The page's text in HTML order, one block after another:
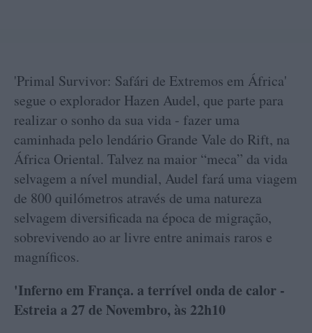
'Primal Survivor: Safári de Extremos em África'
segue o explorador Hazen Audel, que parte para
realizar o sonho da sua vida - fazer uma
caminhada pelo lendário Grande Vale do Rift, na
África Oriental. Talvez na maior “meca” da vida
selvagem a nível mundial, Audel fará uma viagem
de 800 quilómetros através de uma natureza
selvagem diversificada na época de migração,
sobrevivendo ao ar livre entre animais raros e
magníficos.
'Inferno em França. a terrível onda de calor -
Estreia a 27 de Novembro, às 22h10